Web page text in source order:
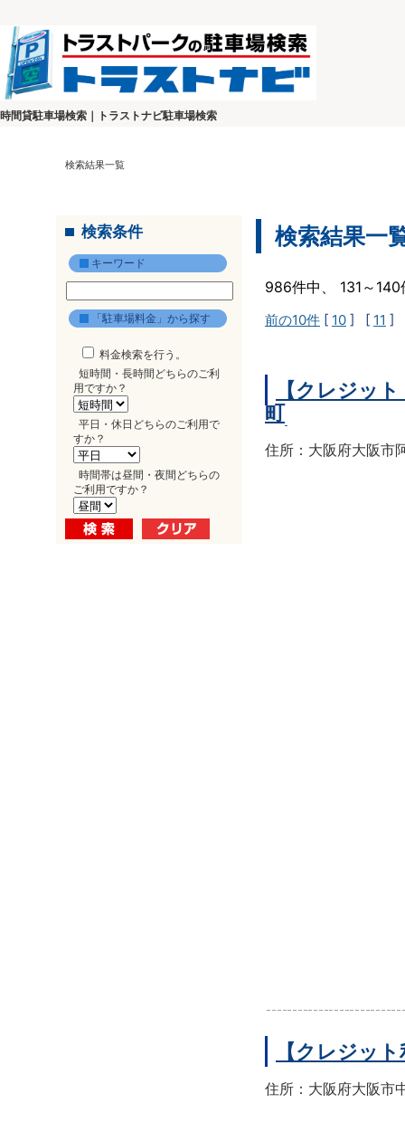
時間貸駐車場検索｜トラストナビ駐車場検索
検索結果一覧
検索条件
キーワード
「駐車場料金」から探す
料金検索を行う。
短時間・長時間どちらのご利
用ですか？
平日・休日どちらのご利用で
すか？
時間帯は昼間・夜間どちらの
ご利用ですか？
検索結果一
986件中、 131～
前の10件 [ 10 ] [ 11 ]
【クレジッ
町
住所：大阪府大阪市
【クレジッ
住所：大阪府大阪市